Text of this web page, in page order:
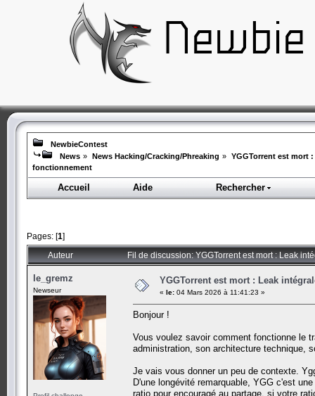
NewbieContest
News » News Hacking/Cracking/Phreaking » YGGTorrent est mort
fonctionnement
Accueil Aide Rechercher
Pages: [1]
Auteur Fil de discussion: YGGTorrent est mort : Leak
le_gremz
Newseur
YGGTorrent est mort : Leak
« le: 04 Mars 2026 à 11:41:23 »
Bonjour !
Vous voulez savoir comment fonctionne le
administration, son architecture technique,
Je vais vous donner un peu de contexte.
D'une longévité remarquable, YGG c'est
ratio pour encouragé au partage, si votre